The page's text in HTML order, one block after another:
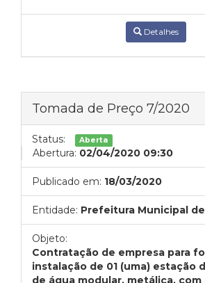
Detalhes
Tomada de Preço 7/2020
Status: Aberta
Abertura: 02/04/2020 09:30
Publicado em: 18/03/2020
Entidade: Prefeitura Municipal
Objeto:
Contratação de empresa para
instalação de 01 (uma) estação
de água modular, metálica, com